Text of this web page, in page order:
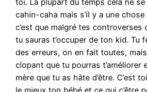
toi. La plupart du temps cela ne se
cahin-caha mais s’il y a une
c’est que malgré tes controverses
tu sauras t’occuper de ton kid. Tu
des erreurs, on en fait toutes,
clopant que tu pourras t’améliorer
mère que tu as hâte d’être. C’est